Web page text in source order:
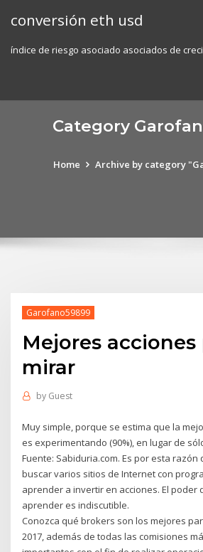
conversión eth usd
índice de riesgo asociado asociados de
Category
Home Archive by category
Garofano59899
Mejores acciones
mirar
by Guest
Muy simple, porque se estima que la
es experimentando (90%), en lugar de
Fuente: Sabiduria.com. Es por esta razón
buscar varios sitios de Internet con
aprender a invertir en acciones. El poder
aprender es indiscutible.
Conozca qué brokers son los mejores
2017, además de todas las comisiones